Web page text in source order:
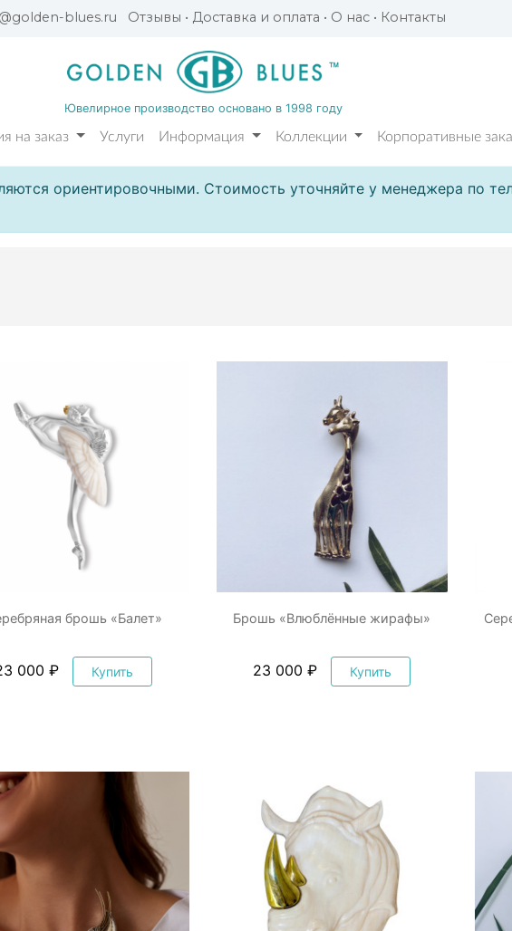
blues.ru Отзывы • Доставка и оплата • О нас • Контакты
Ювелирное производство основано в 1998 году
на заказ Услуги Информация Коллекции Корпоративные
ориентировочными. Стоимость уточняйте у менеджера по
брошь «Балет»
000 ₽ Купить
Брошь «Влюблённые жирафы»
23 000 ₽ Купить